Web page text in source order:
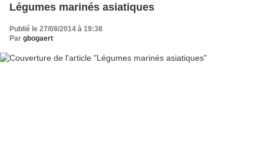
Légumes marinés asiatiques
Publié le 27/08/2014 à 19:38
Par gbogaert